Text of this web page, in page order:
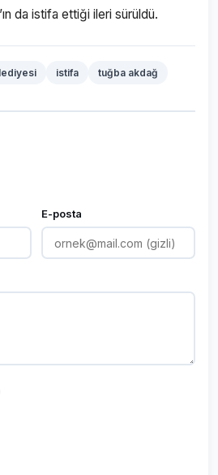
da istifa ettiği ileri sürüldü.
istifa tuğba akdağ
E-posta